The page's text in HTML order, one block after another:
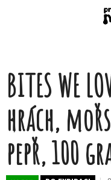
BITES WE
hrách,
pepř, 100